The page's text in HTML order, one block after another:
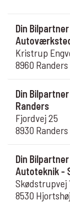
Din
Kristrup
8960 Randers
Din
Randers
Fjordvej 25
8930 Randers
Din
Autoteknik -
Skødstrupvej
8530